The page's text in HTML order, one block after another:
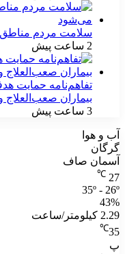
سلامت مردم
2 ساعت پیش
تفاهم‌نامه حمایت
بیماران صعب‌العلاج
3 ساعت پیش
آب و هوا
گرگان
آسمان صاف
27
℃
35º - 26º
43%
2.29 کیلومتر/ساعت
35
℃
پ